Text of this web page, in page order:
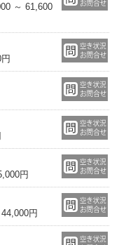
～ 61,600
円
円